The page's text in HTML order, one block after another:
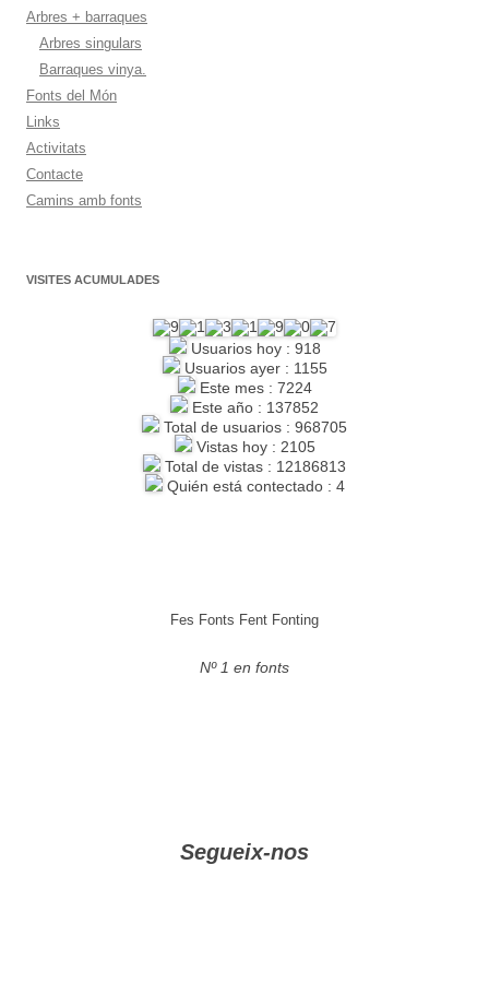
Arbres + barraques
Arbres singulars
Barraques vinya.
Fonts del Món
Links
Activitats
Contacte
Camins amb fonts
VISITES ACUMULADES
Usuarios hoy : 918
Usuarios ayer : 1155
Este mes : 7224
Este año : 137852
Total de usuarios : 968705
Vistas hoy : 2105
Total de vistas : 12186813
Quién está contectado : 4
Fes Fonts Fent Fonting
Nº 1 en fonts
Segueix-nos